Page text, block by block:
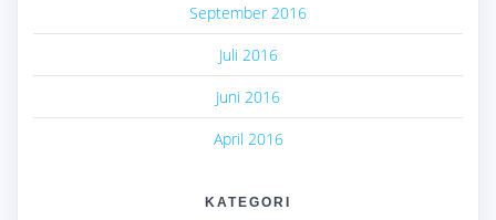
September 2016
Juli 2016
Juni 2016
April 2016
KATEGORI